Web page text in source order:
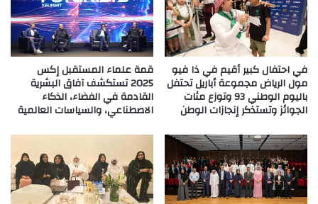
في احتفال كبير أقيم في ذا فيو
مول الرياض مجموعة أباريل تحتفل
باليوم الوطني 93 وتوزع مئات
الجوائز وتستذكر إنجازات الوطن
قمة علماء المستقبل إكس
2025 تستكشف آفاق البشرية
القادمة في الفضاء، الذكاء
الاصطناعي، والسياسات العالمية